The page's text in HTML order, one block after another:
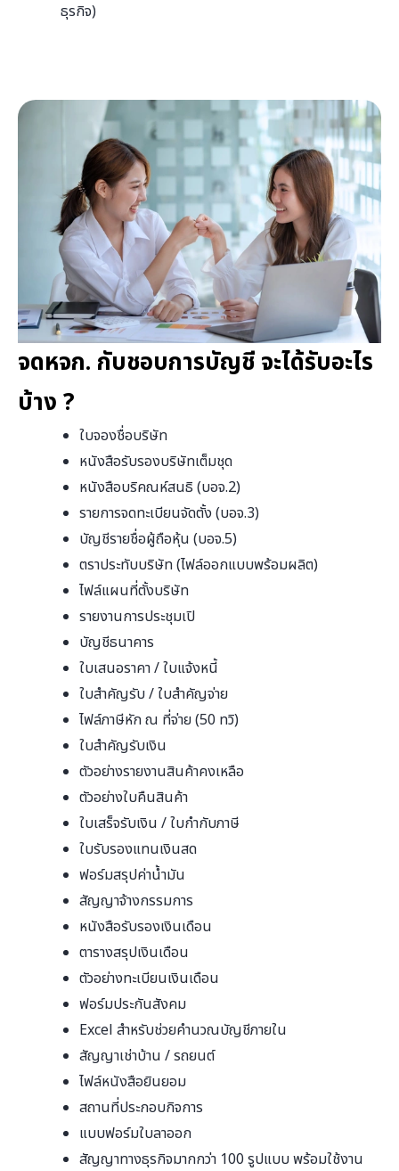
ธุรกิจ)
จดหจก. กับชอบการบัญชี จะได้รับอะไร
บ้าง ?
ใบจองชื่อบริษัท
หนังสือรับรองบริษัทเต็มชุด
หนังสือบริคณห์สนธิ (บอจ.2)
รายการจดทะเบียนจัดตั้ง (บอจ.3)
บัญชีรายชื่อผู้ถือหุ้น (บอจ.5)
ตราประทับบริษัท (ไฟล์ออกแบบพร้อมผลิต)
ไฟล์แผนที่ตั้งบริษัท
รายงานการประชุมเปิ
บัญชีธนาคาร
ใบเสนอราคา / ใบแจ้งหนี้
ใบสำคัญรับ / ใบสำคัญจ่าย
ไฟล์ภาษีหัก ณ ที่จ่าย (50 ทวิ)
ใบสำคัญรับเงิน
ตัวอย่างรายงานสินค้าคงเหลือ
ตัวอย่างใบคืนสินค้า
ใบเสร็จรับเงิน / ใบกำกับภาษี
ใบรับรองแทนเงินสด
ฟอร์มสรุปค่าน้ำมัน
สัญญาจ้างกรรมการ
หนังสือรับรองเงินเดือน
ตารางสรุปเงินเดือน
ตัวอย่างทะเบียนเงินเดือน
ฟอร์มประกันสังคม
Excel สำหรับช่วยคำนวณบัญชีภายใน
สัญญาเช่าบ้าน / รถยนต์
ไฟล์หนังสือยินยอม
สถานที่ประกอบกิจการ
แบบฟอร์มใบลาออก
สัญญาทางธุรกิจมากกว่า 100 รูปแบบ พร้อมใช้งาน